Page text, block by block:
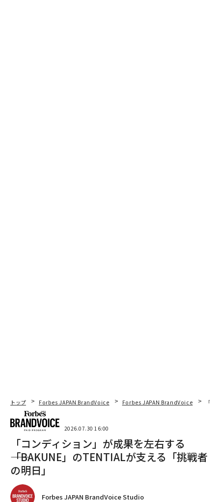
トップ Forbes JAPAN BrandVoice Forbes JAPAN BrandVoice 「
2026.07.30 16:00
「コンディション」が成果を左右する
――「BAKUNE」のTENTIALが支える「挑戦者
の明日」
Forbes JAPAN BrandVoice Studio